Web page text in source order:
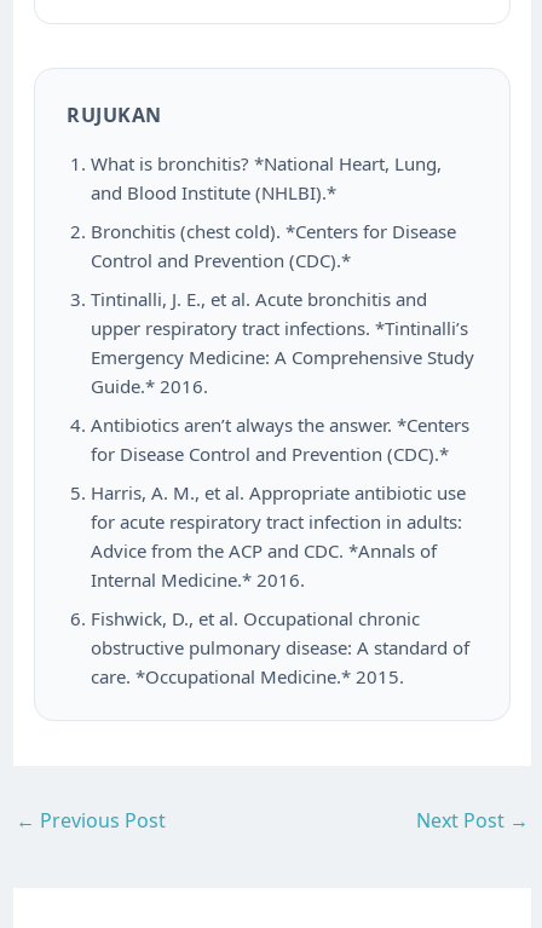
RUJUKAN
What is bronchitis? *National Heart, Lung,
and Blood Institute (NHLBI).*
Bronchitis (chest cold). *Centers for Disease
Control and Prevention (CDC).*
Tintinalli, J. E., et al. Acute bronchitis and
upper respiratory tract infections. *Tintinalli’s
Emergency Medicine: A Comprehensive Study
Guide.* 2016.
Antibiotics aren’t always the answer. *Centers
for Disease Control and Prevention (CDC).*
Harris, A. M., et al. Appropriate antibiotic use
for acute respiratory tract infection in adults:
Advice from the ACP and CDC. *Annals of
Internal Medicine.* 2016.
Fishwick, D., et al. Occupational chronic
obstructive pulmonary disease: A standard of
care. *Occupational Medicine.* 2015.
← Previous Post Next Post →